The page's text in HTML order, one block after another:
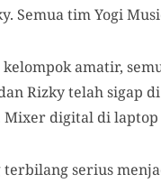
Semua tim Yogi
amatir,
Rizky telah sigap
Mixer digital di
serius